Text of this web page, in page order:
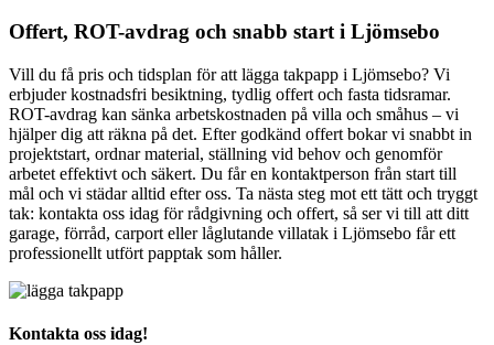
Offert, ROT-avdrag och snabb start i Ljömsebo
Vill du få pris och tidsplan för att lägga takpapp i Ljömsebo? Vi
erbjuder kostnadsfri besiktning, tydlig offert och fasta tidsramar.
ROT-avdrag kan sänka arbetskostnaden på villa och småhus – vi
hjälper dig att räkna på det. Efter godkänd offert bokar vi snabbt in
projektstart, ordnar material, ställning vid behov och genomför
arbetet effektivt och säkert. Du får en kontaktperson från start till
mål och vi städar alltid efter oss. Ta nästa steg mot ett tätt och tryggt
tak: kontakta oss idag för rådgivning och offert, så ser vi till att ditt
garage, förråd, carport eller låglutande villatak i Ljömsebo får ett
professionellt utfört papptak som håller.
Kontakta oss idag!